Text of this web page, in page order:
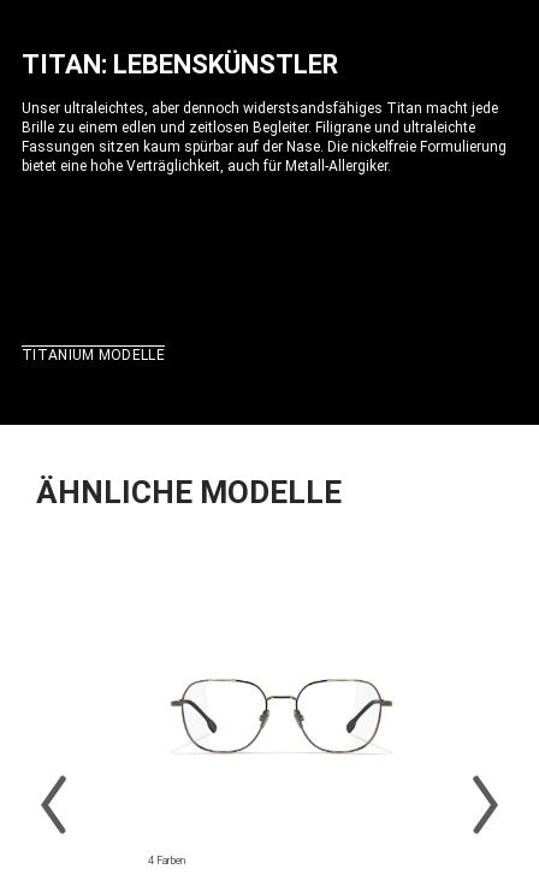
TITAN: LEBENSKÜNSTLER
Unser ultraleichtes, aber dennoch widerstsandsfähiges Titan macht jede
Brille zu einem edlen und zeitlosen Begleiter. Filigrane und ultraleichte
Fassungen sitzen kaum spürbar auf der Nase. Die nickelfreie Formulierung
bietet eine hohe Verträglichkeit, auch für Metall-Allergiker.
TITANIUM MODELLE
ÄHNLICHE MODELLE
4 Farben